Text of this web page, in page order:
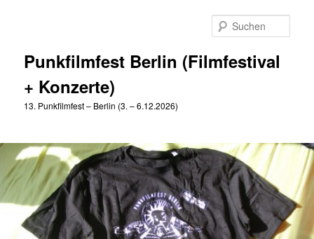
Punkfilmfest Berlin (Filmfestival
+ Konzerte)
13. Punkfilmfest – Berlin (3. – 6.12.2026)